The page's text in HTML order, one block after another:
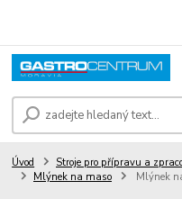
Úvod Stroje pro přípravu a
Mlýnek na maso
Mlýnek